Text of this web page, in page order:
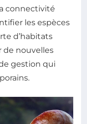
connectivité
les espèces
d’habitats
de nouvelles
gestion qui